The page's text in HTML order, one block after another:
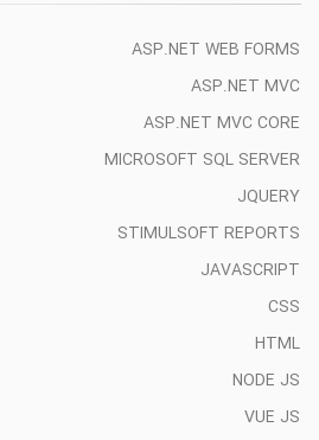
ASP.NET WEB FORMS
ASP.NET MVC
ASP.NET MVC CORE
MICROSOFT SQL SERVER
JQUERY
STIMULSOFT REPORTS
JAVASCRIPT
CSS
HTML
NODE JS
VUE JS